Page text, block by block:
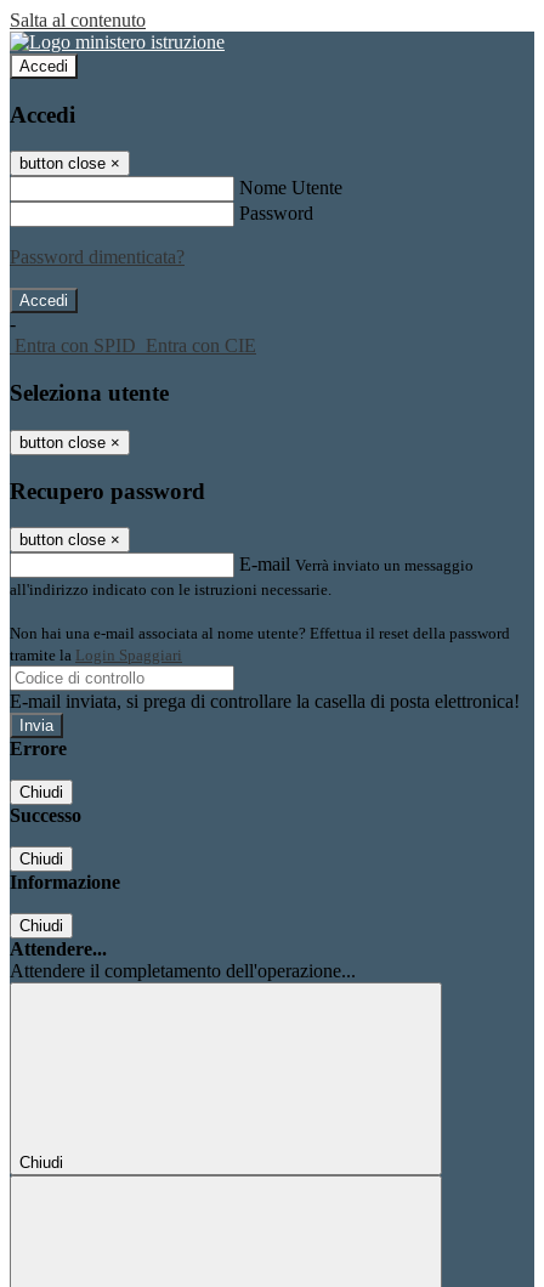
Salta al contenuto
Accedi
Accedi
button close ×
Nome Utente
Password
Password dimenticata?
-
Entra con SPID Entra con CIE
Seleziona utente
button close ×
Recupero password
button close ×
E-mail Verrà inviato un messaggio
all'indirizzo indicato con le istruzioni necessarie.
Non hai una e-mail associata al nome utente? Effettua il reset della password
tramite la Login Spaggiari
E-mail inviata, si prega di controllare la casella di posta elettronica!
Errore
Chiudi
Successo
Chiudi
Informazione
Chiudi
Attendere...
Attendere il completamento dell'operazione...
Chiudi